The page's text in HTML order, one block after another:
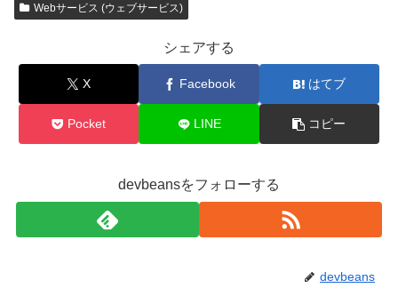
Webサービス (ウェブサービス)
シェアする
X Facebook はてブ
Pocket LINE コピー
devbeansをフォローする
devbeans